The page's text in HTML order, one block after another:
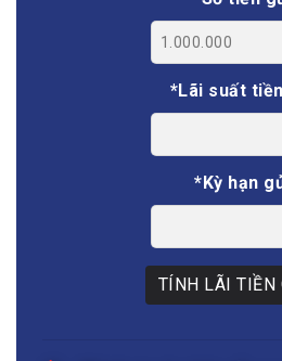
*Lãi suất
*Kỳ hạn
TÍNH LÃI TIỀN